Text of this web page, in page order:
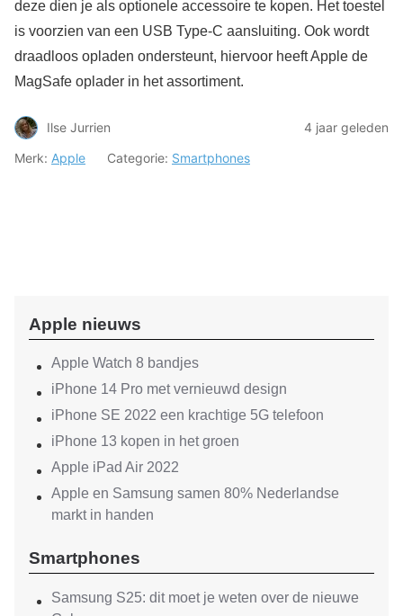
deze dien je als optionele accessoire te kopen. Het toestel
is voorzien van een USB Type-C aansluiting. Ook wordt
draadloos opladen ondersteunt, hiervoor heeft Apple de
MagSafe oplader in het assortiment.
Ilse Jurrien
4 jaar geleden
Merk: Apple Categorie: Smartphones
Apple nieuws
Apple Watch 8 bandjes
iPhone 14 Pro met vernieuwd design
iPhone SE 2022 een krachtige 5G telefoon
iPhone 13 kopen in het groen
Apple iPad Air 2022
Apple en Samsung samen 80% Nederlandse
markt in handen
Smartphones
Samsung S25: dit moet je weten over de nieuwe